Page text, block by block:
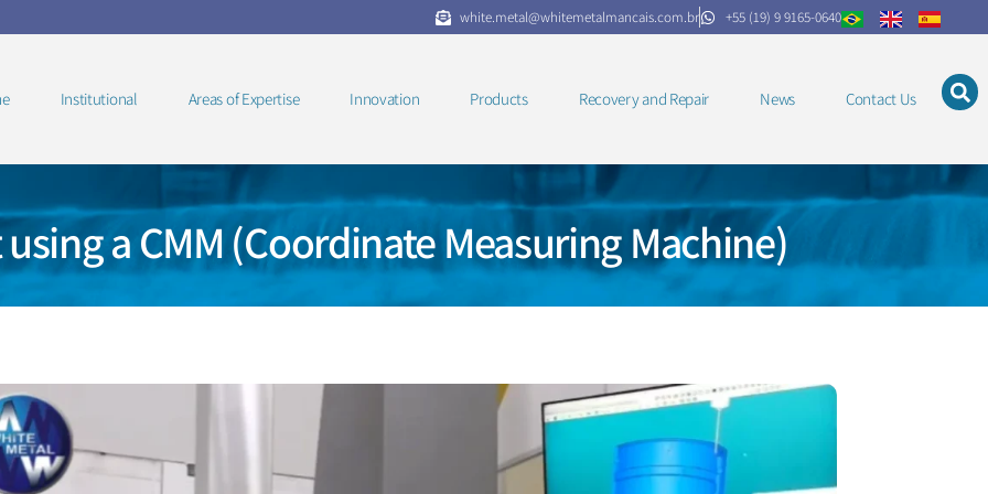
white.metal@whitemetalmancais.com.br +55 (19) 9 9165-0640
Institutional Areas of Expertise Innovation Products Recovery and Repair News Contact Us
a CMM (Coordinate Measuring Machine)